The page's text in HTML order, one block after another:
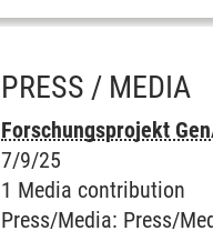
PRESS / MEDIA
Forschungsprojekt
7/9/25
1 Media contribution
Press/Media: Press/